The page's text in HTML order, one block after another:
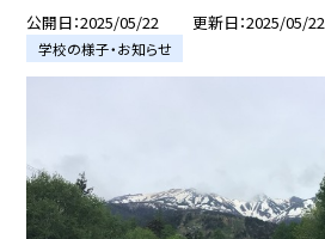
公開日 2025/05/22 更新日 2025/05/22
学校の様子・お知らせ